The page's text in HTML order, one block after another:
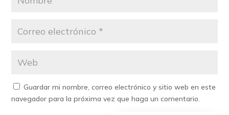
Guardar mi nombre, correo electrónico y sitio web en este
navegador para la próxima vez que haga un comentario.